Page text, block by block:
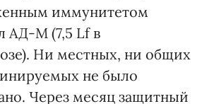
иммунитетом
АД-М (7,5 Lf в
Ни местных, ни общих
не было
Через месяц защитный